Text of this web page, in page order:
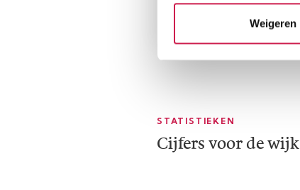
Weigeren
STATISTIEKEN
Cijfers voor de wijk